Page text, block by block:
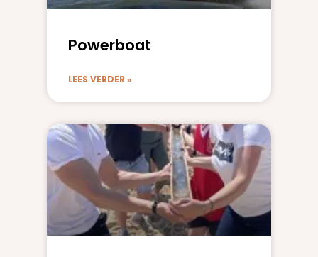
Powerboat
LEES VERDER »